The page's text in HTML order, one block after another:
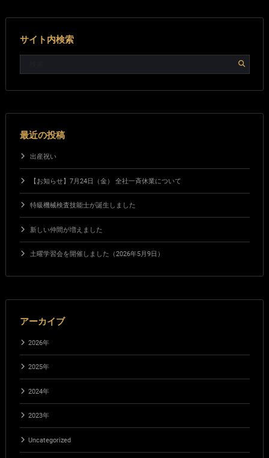
サイト内検索
最近の投稿
出産祝い
【お知らせ】7月24日（金） 全社一斉休業について
特級機械検査技能士が誕生しました
新しい仲間が増えました
土曜学習会を開催しました（2026年5月9日）
アーカイブ
2026年
2025年
2024年
2023年
Uncategorized